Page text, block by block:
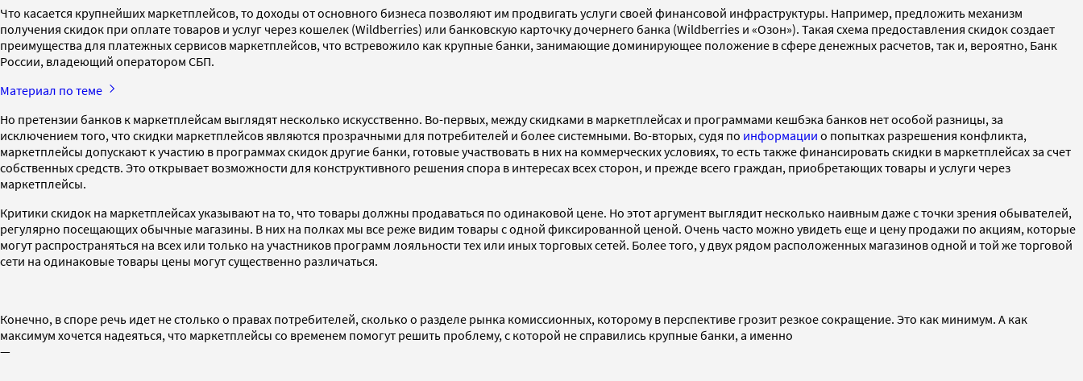
Что касается крупнейших маркетплейсов, то доходы от основного бизнеса позволяют им продвигать услуги своей финансовой инфраструктуры. Например, предложить механизм
получения скидок при оплате товаров и услуг через кошелек (Wildberries) или банковскую карточку дочернего банка (Wildberries и «Озон»). Такая схема предоставления скидок создает
преимущества для платежных сервисов маркетплейсов, что встревожило как крупные банки, занимающие доминирующее положение в сфере денежных расчетов, так и, вероятно, Банк
России, владеющий оператором СБП.
Материал по теме
Но претензии банков к маркетплейсам выглядят несколько искусственно. Во-первых, между скидками в маркетплейсах и программами кешбэка банков нет особой разницы, за
исключением того, что скидки маркетплейсов являются прозрачными для потребителей и более системными. Во-вторых, судя по информации о попытках разрешения конфликта,
маркетплейсы допускают к участию в программах скидок другие банки, готовые участвовать в них на коммерческих условиях, то есть также финансировать скидки в маркетплейсах за счет
собственных средств. Это открывает возможности для конструктивного решения спора в интересах всех сторон, и прежде всего граждан, приобретающих товары и услуги через
маркетплейсы.
Критики скидок на маркетплейсах указывают на то, что товары должны продаваться по одинаковой цене. Но этот аргумент выглядит несколько наивным даже с точки зрения обывателей,
регулярно посещающих обычные магазины. В них на полках мы все реже видим товары с одной фиксированной ценой. Очень часто можно увидеть еще и цену продажи по акциям, которые
могут распространяться на всех или только на участников программ лояльности тех или иных торговых сетей. Более того, у двух рядом расположенных магазинов одной и той же торговой
сети на одинаковые товары цены могут существенно различаться.
Конечно, в споре речь идет не столько о правах потребителей, сколько о разделе рынка комиссионных, которому в перспективе грозит резкое сокращение. Это как минимум. А как
максимум хочется надеяться, что маркетплейсы со временем помогут решить проблему, с которой не справились крупные банки, а именно
—